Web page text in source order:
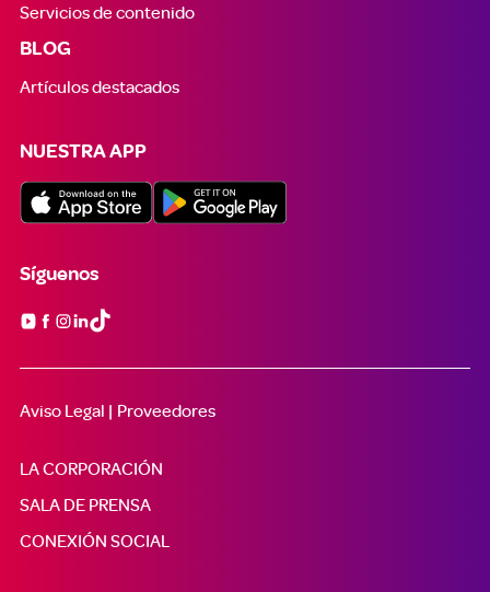
Servicios de contenido
BLOG
Artículos destacados
NUESTRA APP
Síguenos

Aviso Legal | Proveedores
LA CORPORACIÓN
SALA DE PRENSA
CONEXIÓN SOCIAL